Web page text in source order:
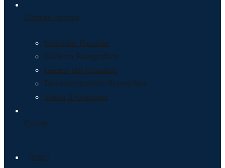
Giardino Porcinai
Giardino Porcinai
Galleria Fotografica
Genesi del Giardino
Documentazione Scientifica
Visita il Giardino
Contatti
[ENG]